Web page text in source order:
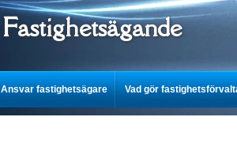
Fastighetsägande
Ansvar fastighetsägare Vad gör